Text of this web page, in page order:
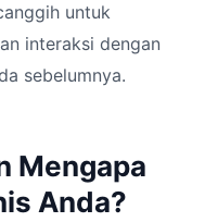
untuk
interaksi dengan
sebelumnya.
Mengapa
Anda?